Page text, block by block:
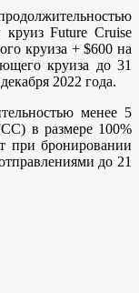
Future Cruise
круиза + $600 на
круиза до 31
2022 года.
менее 5
в размере 100%
при бронировании
до 21